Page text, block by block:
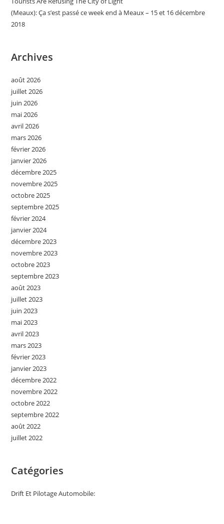
(Meaux): Ça s’est passé ce week end à Meaux – 15 et 16 décembre
2018
Archives
août 2026
juillet 2026
juin 2026
mai 2026
avril 2026
mars 2026
février 2026
janvier 2026
décembre 2025
novembre 2025
octobre 2025
septembre 2025
février 2024
janvier 2024
décembre 2023
novembre 2023
octobre 2023
septembre 2023
août 2023
juillet 2023
juin 2023
mai 2023
avril 2023
mars 2023
février 2023
janvier 2023
décembre 2022
novembre 2022
octobre 2022
septembre 2022
août 2022
juillet 2022
Catégories
Drift Et Pilotage Automobile: